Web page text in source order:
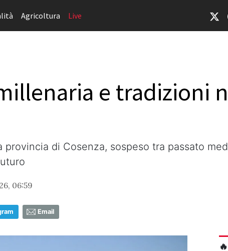
Agricoltura Live
e tradizioni
di Cosenza, sospeso tra passato
06:59
Email